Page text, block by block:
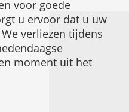
voor goede
u ervoor dat u uw
verliezen tijdens
moment uit het